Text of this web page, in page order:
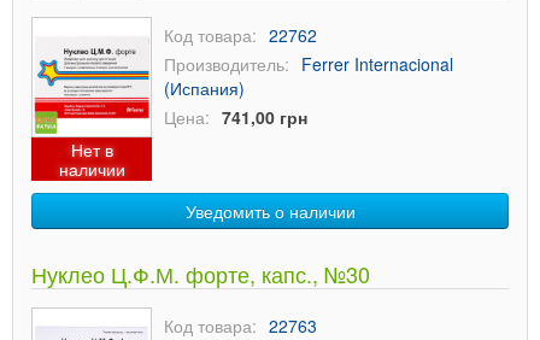
Нет в
наличии
Код товара: 22762
Производитель: Ferrer Internacional
(Испания)
Цена: 741,00 грн
Уведомить о наличии
Нуклео Ц.Ф.М. форте, капс., №30
Код товара: 22763